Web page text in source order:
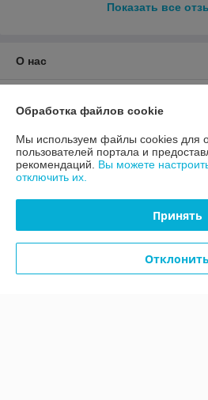
Показать все
О нас
Доставка и оплата
График работы
Политика обработки cookies
Обработка файлов cookie
Мы используем файлы cookies для
пользователей портала и
рекомендаций. Вы можете
отключить их.
Принять
Отклонить